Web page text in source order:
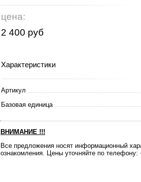
цена:
2 400 руб
Характеристики
Артикул
Базовая единица
ВНИМАНИЕ !!!
Все предложения носят информационный
ознакомления. Цены уточняйте по телефону: